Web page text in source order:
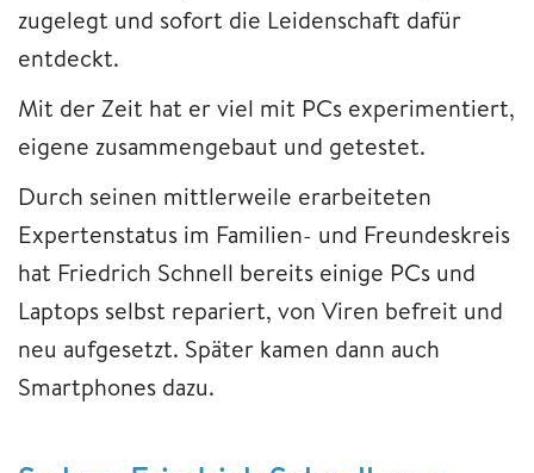
zugelegt und sofort die Leidenschaft dafür
entdeckt.
Mit der Zeit hat er viel mit PCs experimentiert,
eigene zusammengebaut und getestet.
Durch seinen mittlerweile erarbeiteten
Expertenstatus im Familien- und Freundeskreis
hat Friedrich Schnell bereits einige PCs und
Laptops selbst repariert, von Viren befreit und
neu aufgesetzt. Später kamen dann auch
Smartphones dazu.